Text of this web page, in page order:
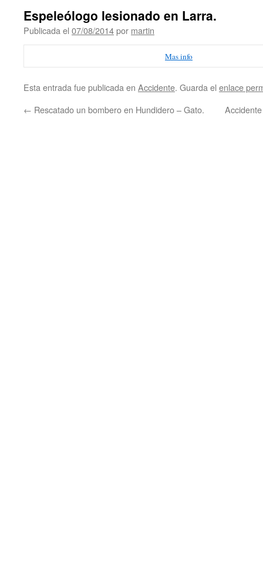
Espeleólogo lesionado en Larra.
Publicada el 07/08/2014por martin
Mas info
Esta entrada fue publicada en Accidente. Guarda el enlace
← Rescatado un bombero en Hundidero – Gato.